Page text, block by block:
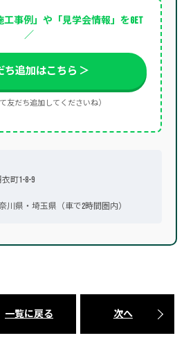
事例」や「見学会情報」をGET
／
ち追加はこちら ＞
友だち追加してくださいね）
町1-8-9
川県・埼玉県（車で2時間圏内）
一覧に戻る 次へ